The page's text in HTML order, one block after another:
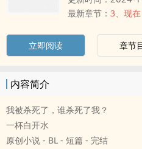
最新章节： 3、现在
立即阅读 章节
内容简介
我被杀死了，谁杀死了我？
一杯白开水
原创小说 - BL - 短篇 - 完结